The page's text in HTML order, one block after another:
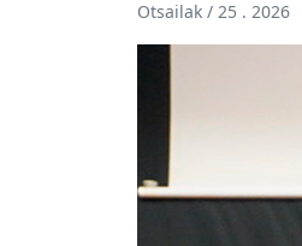
Otsailak / 25 . 2026